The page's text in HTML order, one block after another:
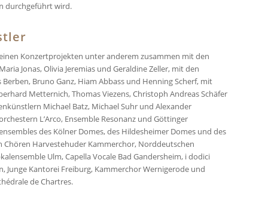
durchgeführt wird.
Konzertprojekten unter anderem zusammen mit den
Jonas, Olivia Jeremias und Geraldine Zeller, mit den
Bruno Ganz, Hiam Abbass und Henning Scherf, mit
Metternich, Thomas Viezens, Christoph Andreas Schäfer
Michael Batz, Michael Suhr und Alexander
L’Arco, Ensemble Resonanz und Göttinger
des Kölner Domes, des Hildesheimer Domes und des
Chören Harvestehuder Kammerchor, Norddeutschen
Ulm, Capella Vocale Bad Gandersheim, i dodici
Junge Kantorei Freiburg, Kammerchor Wernigerode und
de Chartres.